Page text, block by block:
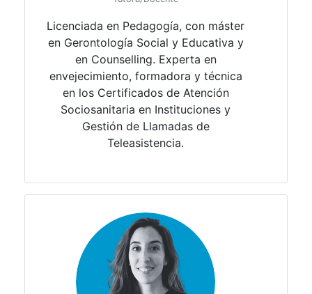
Licenciada en Pedagogía, con máster
en Gerontología Social y Educativa y
en Counselling. ​ Experta en
envejecimiento, formadora y técnica
en los Certificados de Atención
Sociosanitaria en Instituciones y
Gestión de Llamadas de
Teleasistencia.